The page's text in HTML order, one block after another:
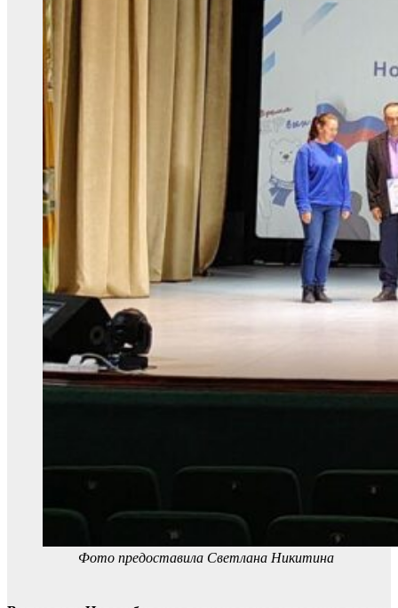
Фото предоставила Светлана Никитина